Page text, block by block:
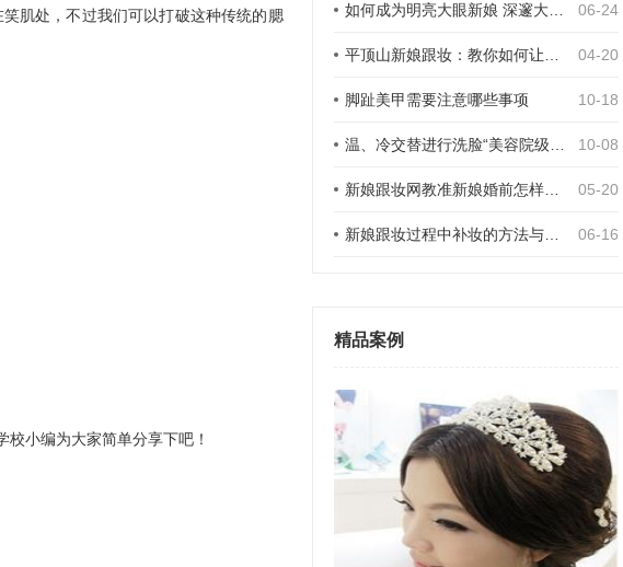
肌处，不过我们可以打破这种传统的腮
小编为大家简单分享下吧！
06-24
04-20
脚趾美甲需要注意哪些事项 10-18
10-08
05-20
06-16
精品案例